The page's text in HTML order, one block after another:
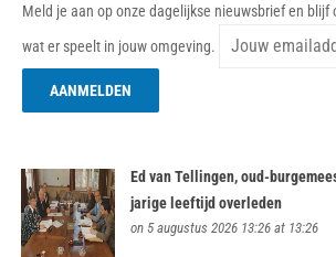
Meld je aan op onze dagelijkse nieuwsbrief en blijf
wat er speelt in jouw omgeving.
Ed van Tellingen, oud-
jarige leeftijd overleden
on 5 augustus 2026 13:26 at 13:26